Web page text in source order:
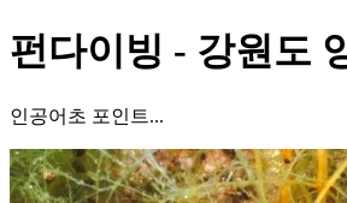
펀다이빙 - 강원도
인공어초 포인트...